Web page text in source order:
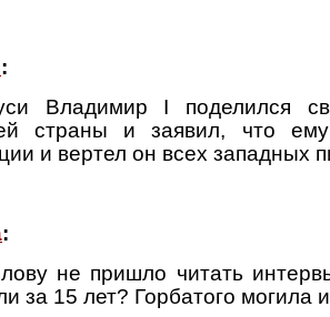
:
Владимир I поделился
страны и заявил, что
и вертел он всех западных
:
не пришло читать
за 15 лет? Горбатого могила